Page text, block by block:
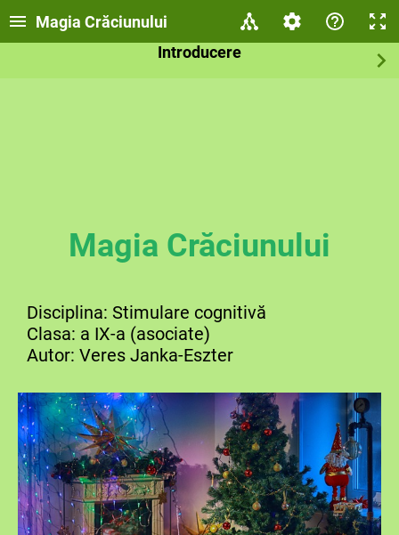
Magia Crăciunului
Introducere
Magia Crăciunului
Disciplina: Stimulare cognitivă
Clasa: a IX-a (asociate)
Autor: Veres Janka-Eszter